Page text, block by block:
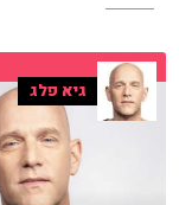
גיא פלג